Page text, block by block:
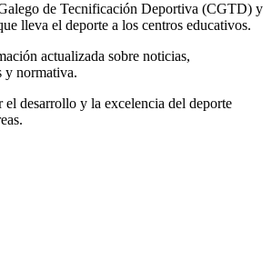
de Tecnificación Deportiva (CGTD) y
lleva el deporte a los centros educativos.
actualizada sobre noticias,
y normativa.
desarrollo y la excelencia del deporte